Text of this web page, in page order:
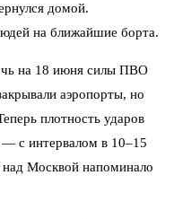
домой.
на ближайшие борта.
на 18 июня силы ПВО
аэропорты, но
плотность ударов
с интервалом в 10–15
Москвой напоминало